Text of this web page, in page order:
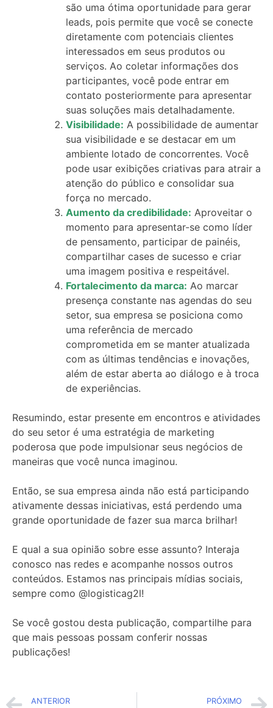
são uma ótima oportunidade para gerar
leads, pois permite que você se conecte
diretamente com potenciais clientes
interessados em seus produtos ou
serviços. Ao coletar informações dos
participantes, você pode entrar em
contato posteriormente para apresentar
suas soluções mais detalhadamente.
Visibilidade: A possibilidade de aumentar
sua visibilidade e se destacar em um
ambiente lotado de concorrentes. Você
pode usar exibições criativas para atrair a
atenção do público e consolidar sua
força no mercado.
Aumento da credibilidade: Aproveitar o
momento para apresentar-se como líder
de pensamento, participar de painéis,
compartilhar cases de sucesso e criar
uma imagem positiva e respeitável.
Fortalecimento da marca: Ao marcar
presença constante nas agendas do seu
setor, sua empresa se posiciona como
uma referência de mercado
comprometida em se manter atualizada
com as últimas tendências e inovações,
além de estar aberta ao diálogo e à troca
de experiências.
Resumindo, estar presente em encontros e atividades
do seu setor é uma estratégia de marketing
poderosa que pode impulsionar seus negócios de
maneiras que você nunca imaginou.
Então, se sua empresa ainda não está participando
ativamente dessas iniciativas, está perdendo uma
grande oportunidade de fazer sua marca brilhar!
E qual a sua opinião sobre esse assunto? Interaja
conosco nas redes e acompanhe nossos outros
conteúdos. Estamos nas principais mídias sociais,
sempre como @logisticag2l!
Se você gostou desta publicação, compartilhe para
que mais pessoas possam conferir nossas
publicações!
ANTERIOR PRÓXIMO